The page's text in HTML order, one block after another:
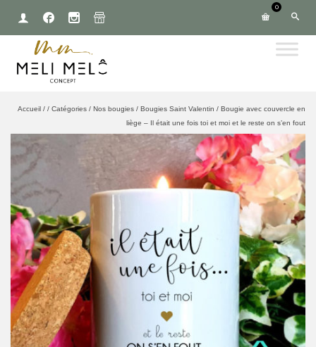
0
Accueil / / Catégories / Nos bougies / Bougies Saint Valentin / Bougie avec couvercle en
liège – Il était une fois toi et moi et le reste on s’en fout